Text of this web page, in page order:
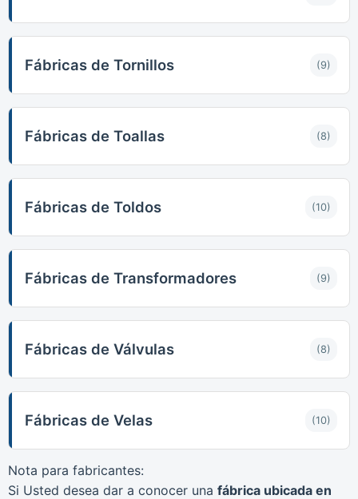
Fábricas de Tornillos (9)
Fábricas de Toallas (8)
Fábricas de Toldos (10)
Fábricas de Transformadores (9)
Fábricas de Válvulas (8)
Fábricas de Velas (10)
Nota para fabricantes:
Si Usted desea dar a conocer una fábrica ubicada en